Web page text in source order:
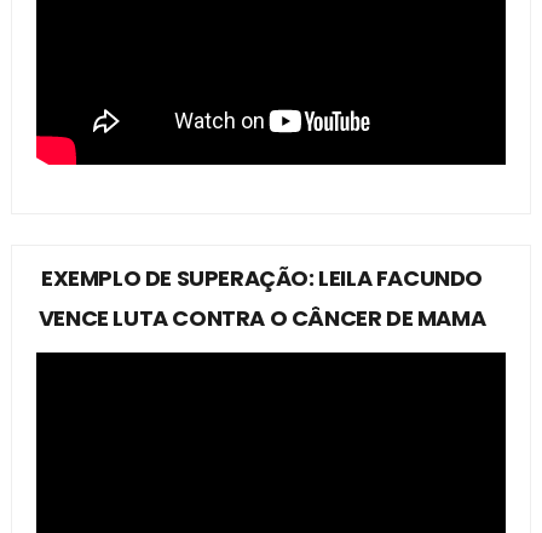
EXEMPLO DE SUPERAÇÃO: LEILA FACUNDO
VENCE LUTA CONTRA O CÂNCER DE MAMA